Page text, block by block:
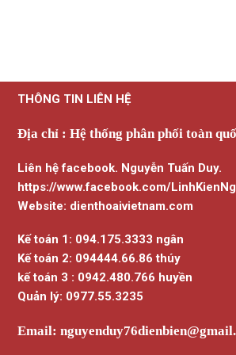
THÔNG TIN LIÊN HỆ
Địa chỉ : Hệ thống phân phối toàn
Liên hệ facebook. Nguyễn Tuấn Duy.
https://www.facebook.com/
Website: dienthoaivietnam.com
Kế toán 1: 094.175.3333 ngân
Kế toán 2: 094444.66.86 thúy
kế toán 3 : 0942.480.766 huyền
Quản lý: 0977.55.3235
Email: